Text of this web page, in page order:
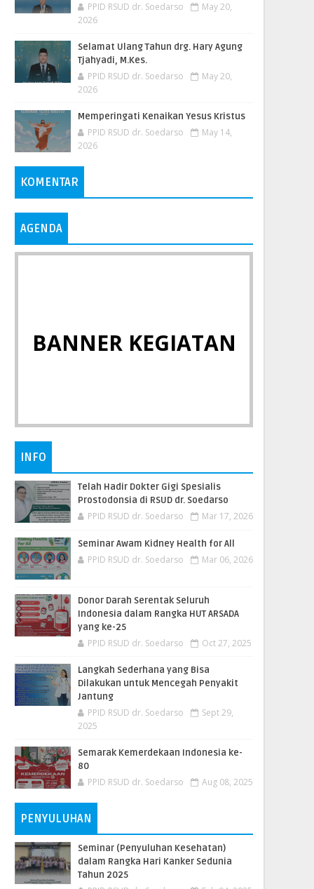
PPID RSUD dr. Soedarso
May 20,
2026
Selamat Ulang Tahun drg. Hary Agung
Tjahyadi, M.Kes.
PPID RSUD dr. Soedarso
May 20,
2026
Memperingati Kenaikan Yesus Kristus
PPID RSUD dr. Soedarso
May 14,
2026
KOMENTAR
AGENDA
BANNER KEGIATAN
INFO
Telah Hadir Dokter Gigi Spesialis
Prostodonsia di RSUD dr. Soedarso
PPID RSUD dr. Soedarso Mar 17, 2026
Seminar Awam Kidney Health for All
PPID RSUD dr. Soedarso Mar 06, 2026
Donor Darah Serentak Seluruh
Indonesia dalam Rangka HUT ARSADA
yang ke-25
PPID RSUD dr. Soedarso Oct 27, 2025
Langkah Sederhana yang Bisa
Dilakukan untuk Mencegah Penyakit
Jantung
PPID RSUD dr. Soedarso
Sept 29,
2025
Semarak Kemerdekaan Indonesia ke-
80
PPID RSUD dr. Soedarso Aug 08, 2025
PENYULUHAN
Seminar (Penyuluhan Kesehatan)
dalam Rangka Hari Kanker Sedunia
Tahun 2025